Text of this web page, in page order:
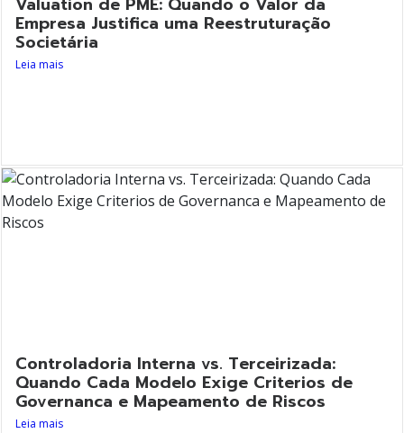
Empresa Justifica uma Reestruturação
Societária
Leia mais
Controladoria Interna vs. Terceirizada:
Quando Cada Modelo Exige Criterios de
Governanca e Mapeamento de Riscos
Leia mais